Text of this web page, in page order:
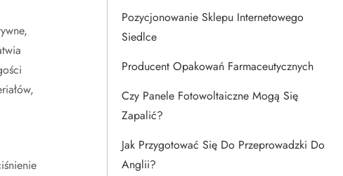
Pozycjonowanie Sklepu Internetowego
Siedlce
Producent Opakowań Farmaceutycznych
Czy Panele Fotowoltaiczne Mogą Się
Zapalić?
Jak Przygotować Się Do Przeprowadzki Do
Anglii?